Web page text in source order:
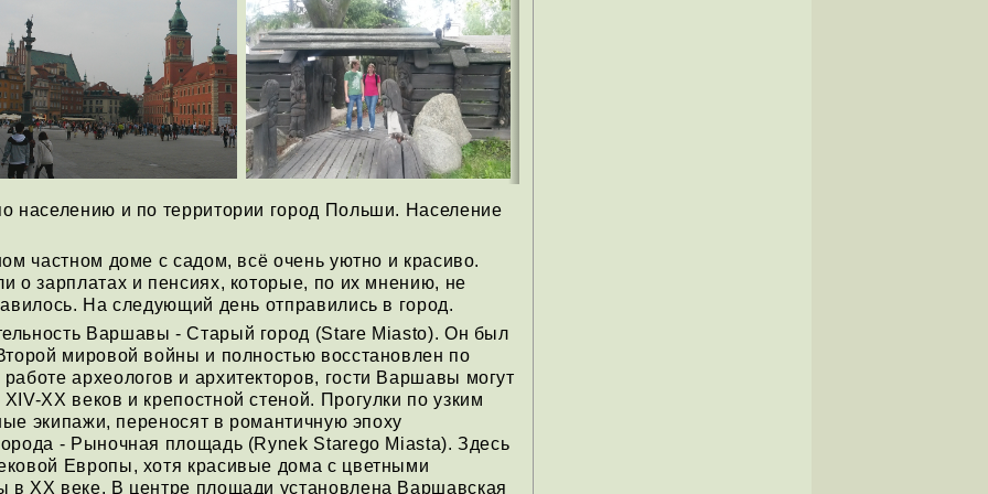
населению и по территории город Польши. Население
частном доме с садом, всё очень уютно и красиво.
о зарплатах и пенсиях, которые, по их мнению, не
На следующий день отправились в город.
Варшавы - Старый город (Stare Miasto). Он был
мировой войны и полностью восстановлен по
археологов и архитекторов, гости Варшавы могут
ХХ веков и крепостной стеной. Прогулки по узким
экипажи, переносят в романтичную эпоху
- Рыночная площадь (Rynek Starego Miasta). Здесь
Европы, хотя красивые дома с цветными
XX веке. В центре площади установлена Варшавская